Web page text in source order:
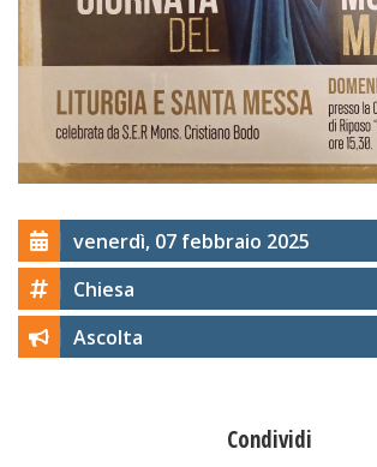
venerdì, 07 febbraio 2025
Chiesa
Ascolta
Condividi